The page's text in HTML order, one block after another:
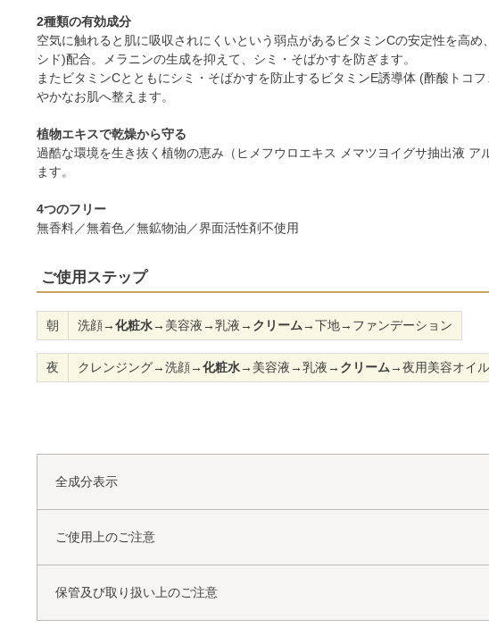
2種類の有効成分
空気に触れると肌に吸収されにくいという弱点があるビタミンCの安定性を高
シド)配合。メラニンの生成を抑えて、シミ・そばかすを防ぎます。
またビタミンCとともにシミ・そばかすを防止するビタミンE誘導体 (酢酸トコ
やかなお肌へ整えます。
植物エキスで乾燥から守る
過酷な環境を生き抜く植物の恵み（ヒメフウロエキス メマツヨイグサ抽出液
ます。
4つのフリー
無香料／無着色／無鉱物油／界面活性剤不使用
ご使用ステップ
朝 洗顔→化粧水→美容液→乳液→ クリーム→下地→ファンデーション
夜 クレンジング→洗顔→化粧水→美容液→乳液→ クリーム→夜用美容オイル
全成分表示
ご使用上のご注意
保管及び取り扱い上のご注意